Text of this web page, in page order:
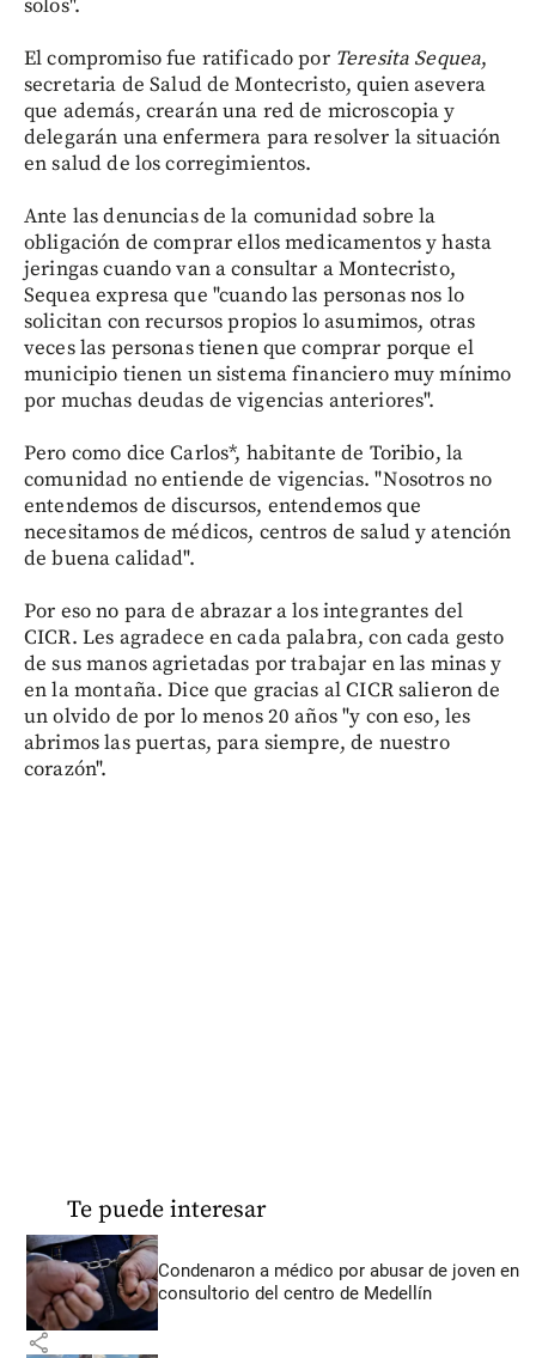
solos".
El compromiso fue ratificado por Teresita Sequea,
secretaria de Salud de Montecristo, quien asevera
que además, crearán una red de microscopia y
delegarán una enfermera para resolver la situación
en salud de los corregimientos.
Ante las denuncias de la comunidad sobre la
obligación de comprar ellos medicamentos y hasta
jeringas cuando van a consultar a Montecristo,
Sequea expresa que "cuando las personas nos lo
solicitan con recursos propios lo asumimos, otras
veces las personas tienen que comprar porque el
municipio tienen un sistema financiero muy mínimo
por muchas deudas de vigencias anteriores".
Pero como dice Carlos*, habitante de Toribio, la
comunidad no entiende de vigencias. "Nosotros no
entendemos de discursos, entendemos que
necesitamos de médicos, centros de salud y atención
de buena calidad".
Por eso no para de abrazar a los integrantes del
CICR. Les agradece en cada palabra, con cada gesto
de sus manos agrietadas por trabajar en las minas y
en la montaña. Dice que gracias al CICR salieron de
un olvido de por lo menos 20 años "y con eso, les
abrimos las puertas, para siempre, de nuestro
corazón".
Te puede interesar
Condenaron a médico por abusar de joven en
consultorio del centro de Medellín
share